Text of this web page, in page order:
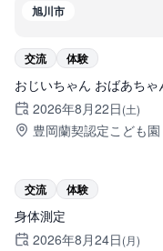
旭川市
交流 体験
2026年8月22日(土)
豊岡蘭契認定こども園
旭川市
交流 体験
身体測定
2026年8月24日(月)